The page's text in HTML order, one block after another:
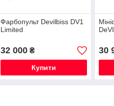
Фарбопульт Devilbiss DV1
Limited
32 000₴
Купити
30